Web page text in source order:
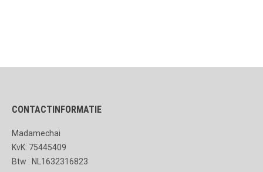
CONTACTINFORMATIE
Madamechai
KvK: 75445409
Btw : NL1632316823